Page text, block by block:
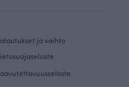
ja vaihto